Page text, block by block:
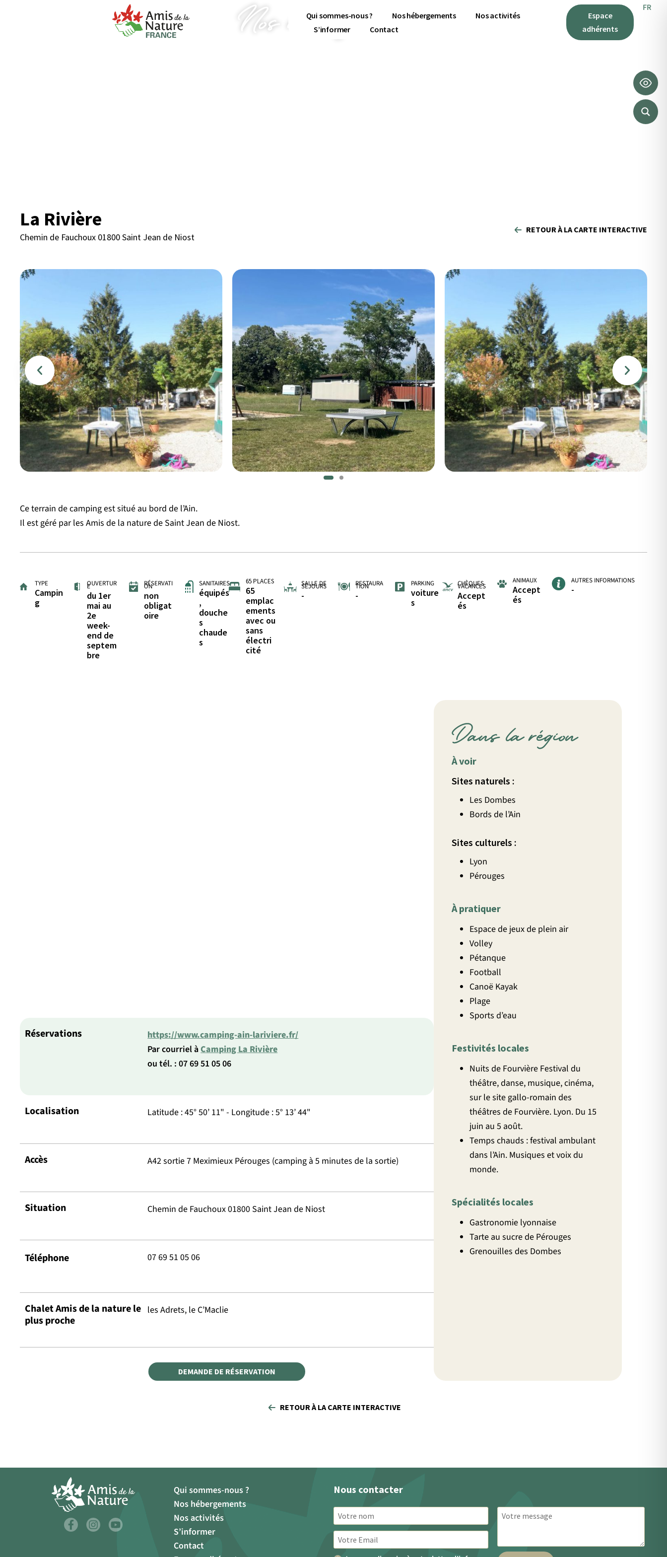
Qui sommes-nous ? Nos hébergements
Nos activités
S’informer
Contact
Espace
adhérents
FR
IT
Nos hébergements
La Rivière
Chemin de Fauchoux 01800 Saint Jean de Niost
RETOUR À LA CARTE INTERACTIVE
Ce terrain de camping est situé au bord de l’Ain.
Il est géré par les Amis de la nature de Saint Jean de Niost.
TYPE
Campin
g
OUVERTUR
E
du 1er
mai au
2e
week-
end de
septem
bre
RÉSERVATI
ON
non
obligat
oire
SANITAIRES
équipés
,
douche
s
chaude
s
65 PLACES
65
emplac
ements
avec ou
sans
électri
cité
SALLE DE
SÉJOURS
-
RESTAURA
TION
-
PARKING
voiture
s
CHÈQUES
VACANCES
Accept
és
ANIMAUX
Accept
és
AUTRES INFORMATIONS
-
Réservations
https://www.camping-ain-lariviere.fr/
Par courriel àCamping La Rivière
ou tél. : 07 69 51 05 06
Localisation Latitude : 45° 50’ 11" - Longitude : 5° 13’ 44"
Accès A42 sortie 7 Meximieux Pérouges (camping à 5 minutes de la sortie)
Situation Chemin de Fauchoux 01800 Saint Jean de Niost
Téléphone 07 69 51 05 06
Chalet Amis de la nature le
plus proche
les Adrets, le C’Maclie
DEMANDE DE RÉSERVATION
Dans la région
À voir
Sites naturels :
Les Dombes
Bords de l’Ain
Sites culturels :
Lyon
Pérouges
À pratiquer
Espace de jeux de plein air
Volley
Pétanque
Football
Canoë Kayak
Plage
Sports d’eau
Festivités locales
Nuits de Fourvière Festival du
théâtre, danse, musique, cinéma,
sur le site gallo-romain des
théâtres de Fourvière. Lyon. Du 15
juin au 5 août.
Temps chauds : festival ambulant
dans l’Ain. Musiques et voix du
monde.
Spécialités locales
Gastronomie lyonnaise
Tarte au sucre de Pérouges
Grenouilles des Dombes
RETOUR À LA CARTE INTERACTIVE
Qui sommes-nous ?
Nos hébergements
Nos activités
S’informer
Contact
Nous contacter